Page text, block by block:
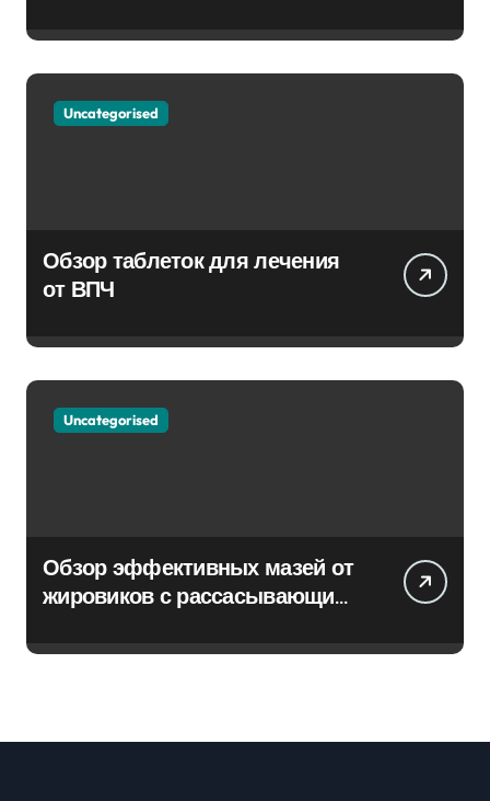
Uncategorised
Обзор таблеток для лечения
от ВПЧ
Uncategorised
Обзор эффективных мазей от
жировиков с рассасывающим